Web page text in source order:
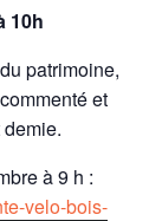
10h
patrimoine,
et
à 9 h :
velo-bois-